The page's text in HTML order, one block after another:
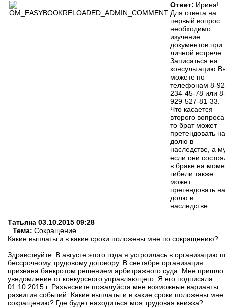
Ответ: Ирина!
Для ответа на
первый вопрос
необходимо
изучение
документов при
личной встрече.
Записаться на
консультацию
можете по
телефонам 8-
234-45-78 или
929-527-81-33.
Что касается
второго
то брат может
претендовать на
долю в
наследстве, а
если они
в браке на
гибели также
может
претендовать на
долю в
наследстве.
Татьяна 03.10.2015 09:28
Тема: Сокращение
Какие выплаты и в какие сроки положены мне по сокращению?
Здравствуйте. В августе этого года я устроилась в организацию
бессрочному трудовому договору. В сентябре организация
признана банкротом решением арбитражного суда. Мне пришло
уведомление от конкурсного управляющего. Я его подписала
01.10.2015 г. Разъясните пожалуйста мне возможные варианты
развития событий. Какие выплаты и в какие сроки положены
сокращению? Где будет находиться моя трудовая книжка?